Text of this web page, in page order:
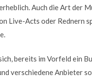
Auch die Art der
Live-Acts oder Rednern
bereits im Vorfeld ein
verschiedene Anbieter